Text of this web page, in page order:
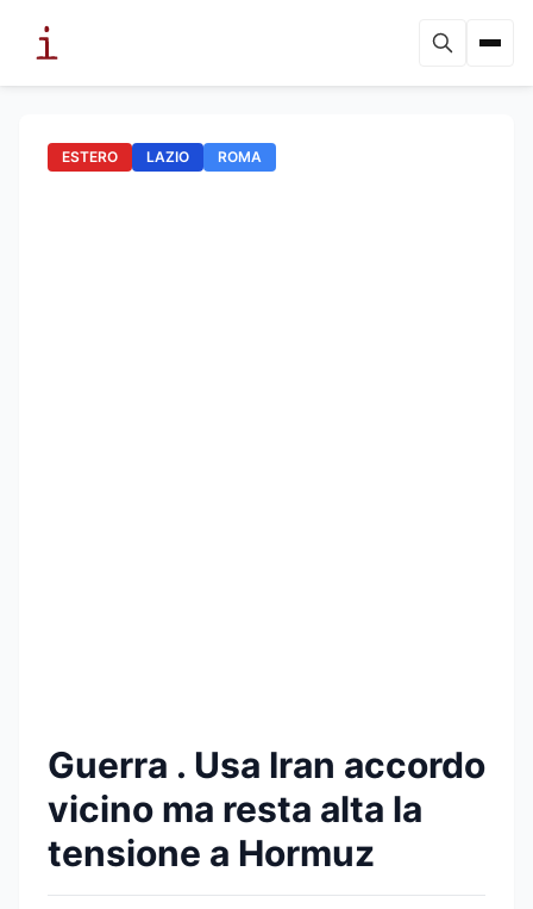
ESTERO LAZIO ROMA
Guerra . Usa Iran accordo
vicino ma resta alta la
tensione a Hormuz